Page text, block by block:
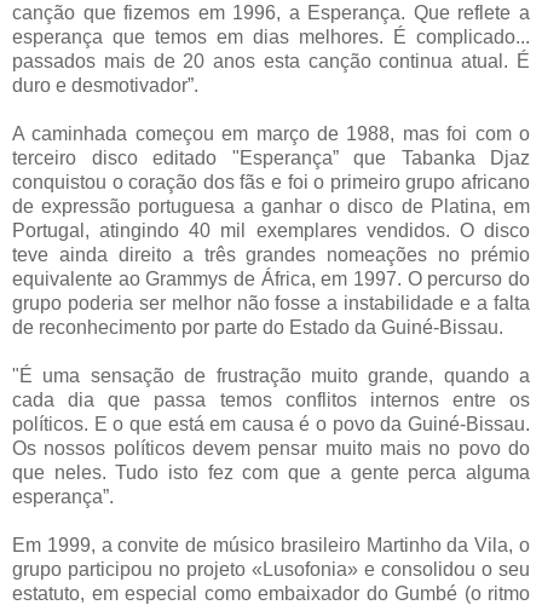
canção que fizemos em 1996, a Esperança. Que reflete a
esperança que temos em dias melhores. É complicado...
passados mais de 20 anos esta canção continua atual. É
duro e desmotivador”.
A caminhada começou em março de 1988, mas foi com o
terceiro disco editado "Esperança” que Tabanka Djaz
conquistou o coração dos fãs e foi o primeiro grupo africano
de expressão portuguesa a ganhar o disco de Platina, em
Portugal, atingindo 40 mil exemplares vendidos. O disco
teve ainda direito a três grandes nomeações no prémio
equivalente ao Grammys de África, em 1997. O percurso do
grupo poderia ser melhor não fosse a instabilidade e a falta
de reconhecimento por parte do Estado da Guiné-Bissau.
"É uma sensação de frustração muito grande, quando a
cada dia que passa temos conflitos internos entre os
políticos. E o que está em causa é o povo da Guiné-Bissau.
Os nossos políticos devem pensar muito mais no povo do
que neles. Tudo isto fez com que a gente perca alguma
esperança”.
Em 1999, a convite de músico brasileiro Martinho da Vila, o
grupo participou no projeto «Lusofonia» e consolidou o seu
estatuto, em especial como embaixador do Gumbé (o ritmo